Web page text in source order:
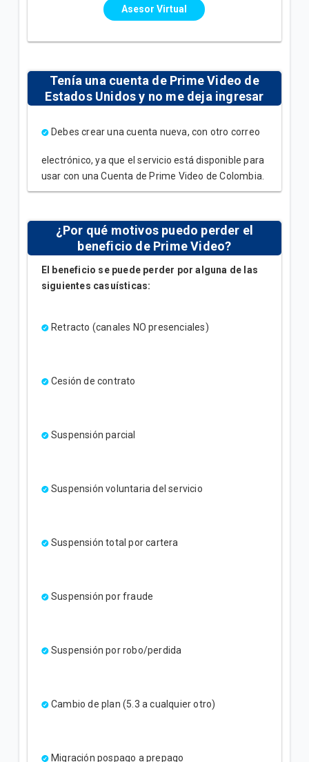
Asesor Virtual
Tenía una cuenta de Prime Video de
Estados Unidos y no me deja ingresar
Debes crear una cuenta nueva, con otro correo
electrónico, ya que el servicio está disponible para
usar con una Cuenta de Prime Video de Colombia.
¿Por qué motivos puedo perder el
beneficio de Prime Video?
El beneficio se puede perder por alguna de las
siguientes casuísticas:
Retracto (canales NO presenciales)
Cesión de contrato
Suspensión parcial
Suspensión voluntaria del servicio
Suspensión total por cartera
Suspensión por fraude
Suspensión por robo/perdida
Cambio de plan (5.3 a cualquier otro)
Migración pospago a prepago